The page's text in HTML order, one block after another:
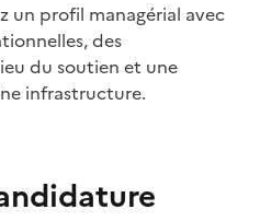
un profil managérial avec
des
du soutien et une
infrastructure.